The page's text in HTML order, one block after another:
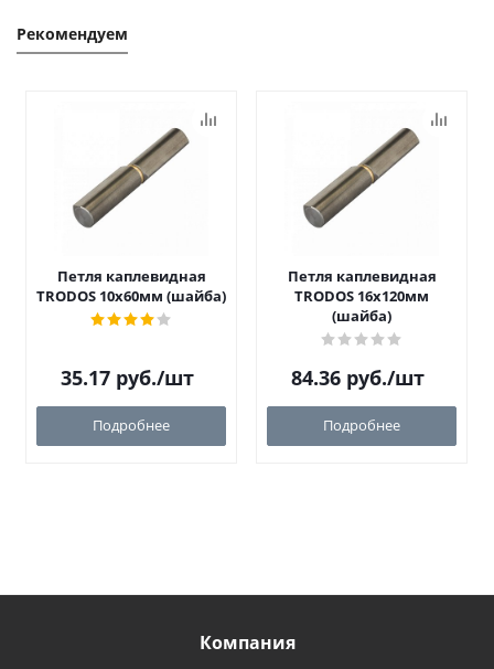
Рекомендуем
Петля каплевидная
TRODOS 10х60мм (шайба)
35.17 руб./шт
Подробнее
Петля каплевидная
TRODOS 16х120мм
(шайба)
84.36 руб./шт
Подробнее
Компания